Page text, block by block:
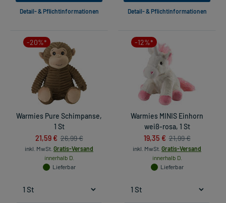
Detail- & Pflichtinformationen Detail- & Pflichtinformationen
-20%*
Warmies Pure Schimpanse,
1 St
21,59 € 26,99 €
inkl. MwSt. Gratis-Versand
innerhalb D.
Lieferbar
-12%*
Warmies MINIS Einhorn
weiß-rosa, 1 St
19,35 € 21,99 €
inkl. MwSt. Gratis-Versand
innerhalb D.
Lieferbar